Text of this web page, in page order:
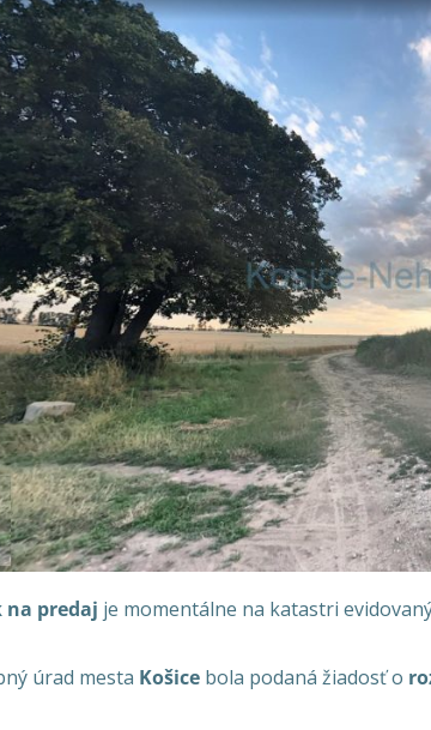
na predaj je momentálne na katastri
úrad mesta Košice bola podaná žiadosť o